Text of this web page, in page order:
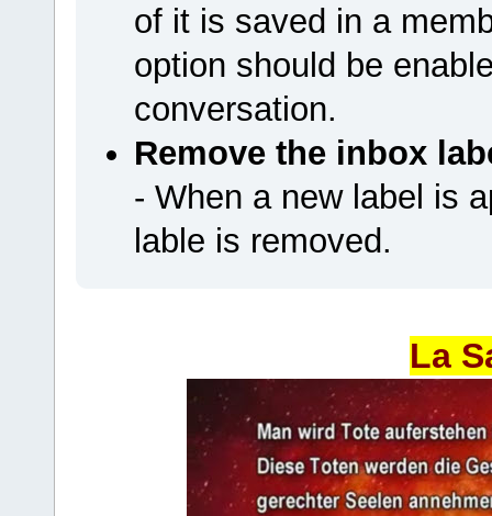
of it is saved in a
option should be
conversation.
Remove the inbox
- When a new label is
lable is removed.
La